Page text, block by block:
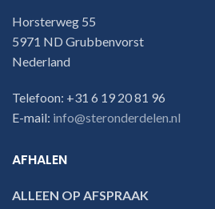
Horsterweg 55
5971 ND Grubbenvorst
Nederland
Telefoon: +31 6 19 20 81 96
E-mail: info@steronderdelen.nl
AFHALEN
ALLEEN OP AFSPRAAK